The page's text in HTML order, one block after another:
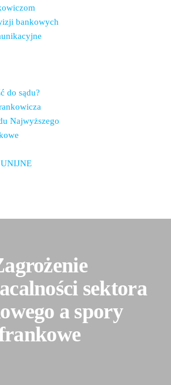
bankowych
do sądu?
Najwyższego
sektora
a spory